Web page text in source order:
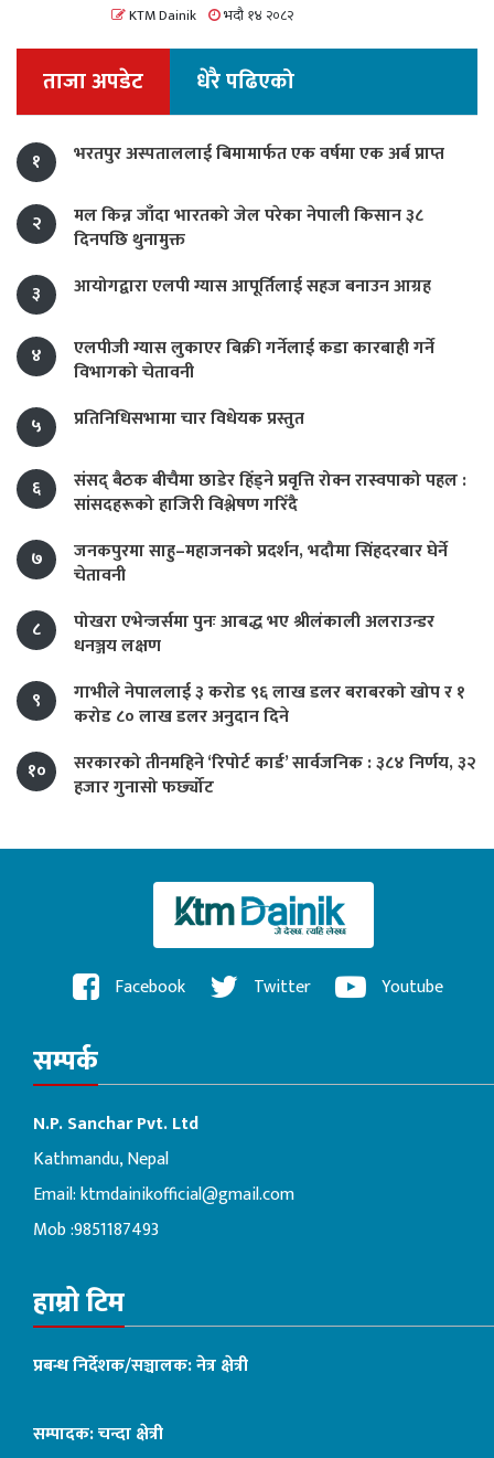
KTM Dainik भदौ १४ २०८२
ताजा अपडेट धेरै पढिएको
१ भरतपुर अस्पताललाई बिमामार्फत एक वर्षमा एक अर्ब प्राप्त
२
मल किन्न जाँदा भारतको जेल परेका नेपाली किसान ३८
दिनपछि थुनामुक्त
३
आयोगद्वारा एलपी ग्यास आपूर्तिलाई सहज बनाउन आग्रह
४
एलपीजी ग्यास लुकाएर बिक्री गर्नेलाई कडा कारबाही गर्ने
विभागको चेतावनी
५
प्रतिनिधिसभामा चार विधेयक प्रस्तुत
६
संसद् बैठक बीचैमा छाडेर हिँड्ने प्रवृत्ति रोक्न रास्वपाको पहल :
सांसदहरूको हाजिरी विश्लेषण गरिँदै
७
जनकपुरमा साहु–महाजनको प्रदर्शन, भदौमा सिंहदरबार घेर्ने
चेतावनी
८
पोखरा एभेन्जर्समा पुनः आबद्ध भए श्रीलंकाली अलराउन्डर
धनञ्जय लक्षण
९
गाभीले नेपाललाई ३ करोड ९६ लाख डलर बराबरको खोप र १
करोड ८० लाख डलर अनुदान दिने
१०
सरकारको तीनमहिने ‘रिपोर्ट कार्ड’ सार्वजनिक : ३८४ निर्णय, ३२
हजार गुनासो फर्छ्योट
Facebook Twitter Youtube
सम्पर्क
N.P. Sanchar Pvt. Ltd
Kathmandu, Nepal
Email:ktmdainikofficial@gmail.com
Mob :9851187493
हाम्रो टिम
प्रबन्ध निर्देशक/सञ्चालक: नेत्र क्षेत्री
सम्पादक: चन्दा क्षेत्री